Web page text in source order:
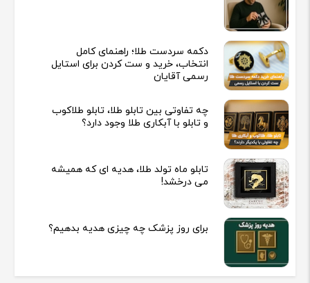
دکمه سردست طلا؛ راهنمای کامل
انتخاب، خرید و ست کردن برای استایل
رسمی آقایان
چه تفاوتی بین تابلو طلا، تابلو طلاکوب
و تابلو با آبکاری طلا وجود دارد؟
تابلو ماه تولد طلا، هدیه ای که همیشه
می درخشد!
برای روز پزشک چه چیزی هدیه بدهیم؟